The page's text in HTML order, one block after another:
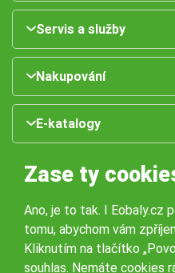
Servis a služby
Nakupování
E-katalogy
Naše pobočky:
Zase ty
Ano, je to tak. I Eobaly.cz
tomu, abychom vám
Kliknutím na tlačítko
souhlas. Nemáte cookies